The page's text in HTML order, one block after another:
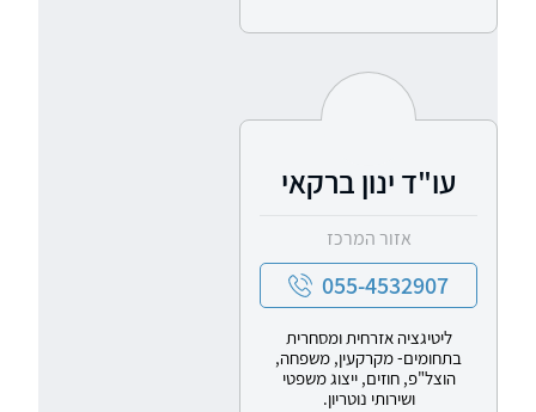
עו"ד ינון ברקאי
אזור המרכז
055-4532907
ליטיגציה אזרחית ומסחרית
בתחומים- מקרקעין, משפחה,
הוצל"פ, חוזים, ייצוג משפטי
ושירותי נוטריון.